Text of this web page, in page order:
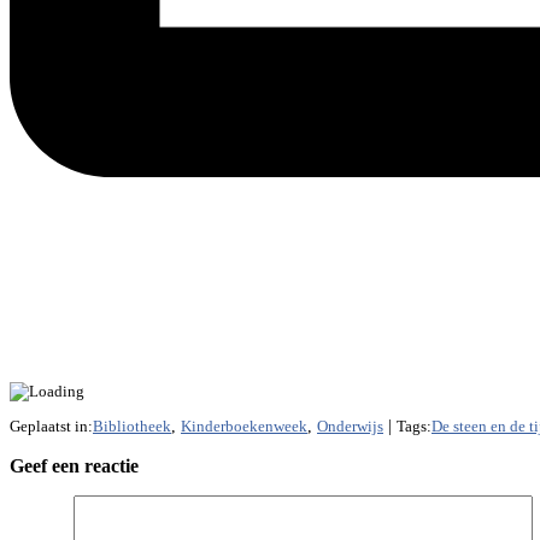
Geplaatst in:Bibliotheek Kinderboekenweek Onderwijs Tags:De steen en de
Geef een reactie